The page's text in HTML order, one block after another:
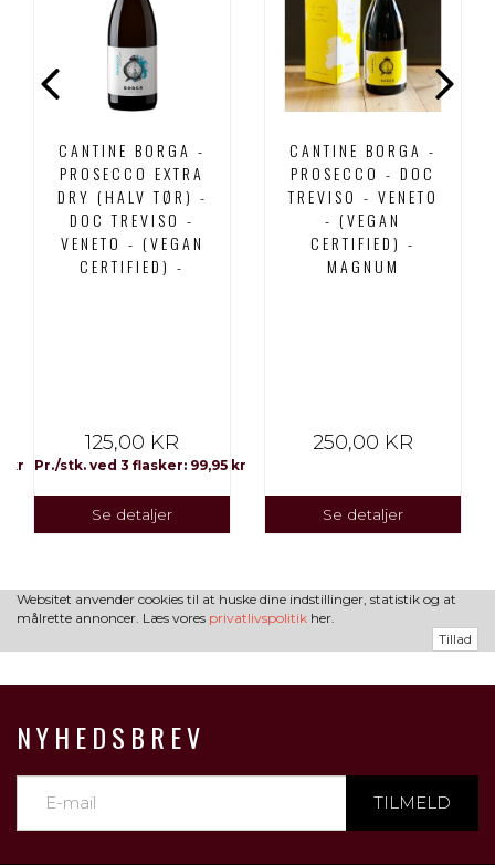
kr
CANTINE BORGA -
PROSECCO EXTRA
DRY (HALV TØR) -
DOC TREVISO -
VENETO - (VEGAN
CERTIFIED) -
125,00 KR
Pr./stk. ved 3 flasker: 99,95 kr
Se detaljer
CANTINE BORGA -
PROSECCO - DOC
TREVISO - VENETO
- (VEGAN
CERTIFIED) -
MAGNUM
250,00 KR
Se detaljer
Websitet anvender cookies til at huske dine indstillinger, statistik og at
målrette annoncer. Læs vores privatlivspolitik her.
Tillad
NYHEDSBREV
TILMELD